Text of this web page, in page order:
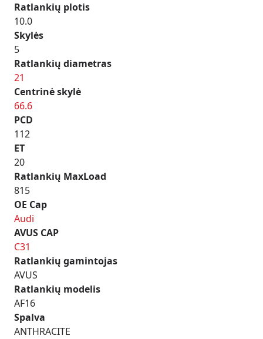
Ratlankių plotis
10.0
Skylės
5
Ratlankių diametras
21
Centrinė skylė
66.6
PCD
112
ET
20
Ratlankių MaxLoad
815
OE Cap
Audi
AVUS CAP
C31
Ratlankių gamintojas
AVUS
Ratlankių modelis
AF16
Spalva
ANTHRACITE